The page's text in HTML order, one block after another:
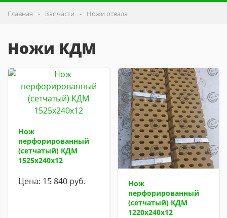
Главная Запчасти Ножи отвала
Ножи КДМ
Нож
перфорированный
(сетчатый) КДМ
1525х240х12
Цена: 15 840 руб.
Нож
перфорированный
(сетчатый) КДМ
1220х240х12